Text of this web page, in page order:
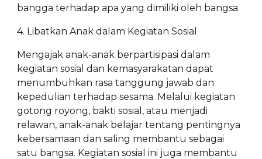
bangga terhadap apa yang dimiliki oleh bangsa.
4. Libatkan Anak dalam Kegiatan Sosial
Mengajak anak-anak berpartisipasi dalam
kegiatan sosial dan kemasyarakatan dapat
menumbuhkan rasa tanggung jawab dan
kepedulian terhadap sesama. Melalui kegiatan
gotong royong, bakti sosial, atau menjadi
relawan, anak-anak belajar tentang pentingnya
kebersamaan dan saling membantu sebagai
satu bangsa. Kegiatan sosial ini juga membantu